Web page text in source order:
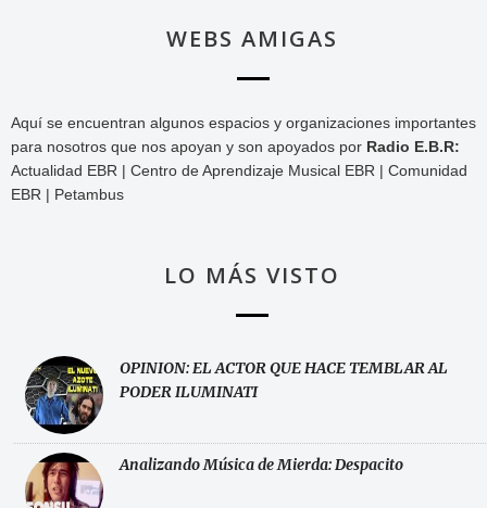
WEBS AMIGAS
Aquí se encuentran algunos espacios y organizaciones importantes
para nosotros que nos apoyan y son apoyados por Radio E.B.R:
Actualidad EBR | Centro de Aprendizaje Musical EBR | Comunidad
EBR | Petambus
LO MÁS VISTO
OPINION: EL ACTOR QUE HACE TEMBLAR AL
PODER ILUMINATI
Analizando Música de Mierda: Despacito